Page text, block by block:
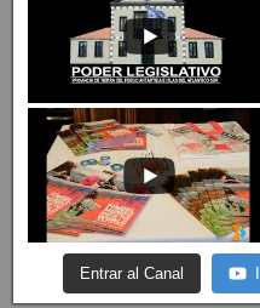
Entrar al Canal